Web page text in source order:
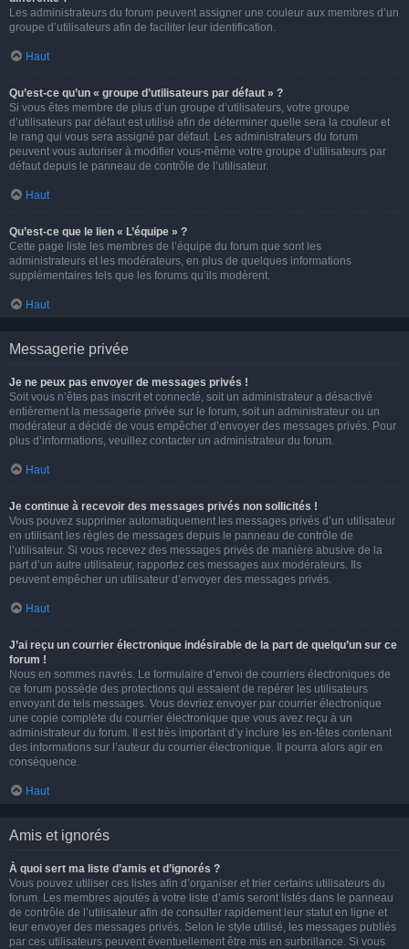
Les administrateurs du forum peuvent assigner une couleur aux membres d’un
groupe d’utilisateurs afin de faciliter leur identification.
Haut
Qu’est-ce qu’un « groupe d’utilisateurs par défaut » ?
Si vous êtes membre de plus d’un groupe d’utilisateurs, votre groupe
d’utilisateurs par défaut est utilisé afin de déterminer quelle sera la couleur et
le rang qui vous sera assigné par défaut. Les administrateurs du forum
peuvent vous autoriser à modifier vous-même votre groupe d’utilisateurs par
défaut depuis le panneau de contrôle de l’utilisateur.
Haut
Qu’est-ce que le lien « L’équipe » ?
Cette page liste les membres de l’équipe du forum que sont les
administrateurs et les modérateurs, en plus de quelques informations
supplémentaires tels que les forums qu’ils modèrent.
Haut
Messagerie privée
Je ne peux pas envoyer de messages privés !
Soit vous n’êtes pas inscrit et connecté, soit un administrateur a désactivé
entièrement la messagerie privée sur le forum, soit un administrateur ou un
modérateur a décidé de vous empêcher d’envoyer des messages privés. Pour
plus d’informations, veuillez contacter un administrateur du forum.
Haut
Je continue à recevoir des messages privés non sollicités !
Vous pouvez supprimer automatiquement les messages privés d’un utilisateur
en utilisant les règles de messages depuis le panneau de contrôle de
l’utilisateur. Si vous recevez des messages privés de manière abusive de la
part d’un autre utilisateur, rapportez ces messages aux modérateurs. Ils
peuvent empêcher un utilisateur d’envoyer des messages privés.
Haut
J’ai reçu un courrier électronique indésirable de la part de quelqu’un sur ce
forum !
Nous en sommes navrés. Le formulaire d’envoi de courriers électroniques de
ce forum possède des protections qui essaient de repérer les utilisateurs
envoyant de tels messages. Vous devriez envoyer par courrier électronique
une copie complète du courrier électronique que vous avez reçu à un
administrateur du forum. Il est très important d’y inclure les en-têtes contenant
des informations sur l’auteur du courrier électronique. Il pourra alors agir en
conséquence.
Haut
Amis et ignorés
À quoi sert ma liste d’amis et d’ignorés ?
Vous pouvez utiliser ces listes afin d’organiser et trier certains utilisateurs du
forum. Les membres ajoutés à votre liste d’amis seront listés dans le panneau
de contrôle de l’utilisateur afin de consulter rapidement leur statut en ligne et
leur envoyer des messages privés. Selon le style utilisé, les messages publiés
par ces utilisateurs peuvent éventuellement être mis en surbrillance. Si vous